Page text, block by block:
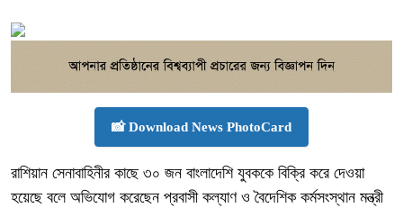
📸 Download News PhotoCard
রাশিয়ান সেনাবাহিনীর কাছে ৩০ জন বাংলাদেশি যুবককে বিক্রি করে দেওয়া
হয়েছে বলে অভিযোগ করেছেন প্রবাসী কল্যাণ ও বৈদেশিক কর্মসংস্থান মন্ত্রী